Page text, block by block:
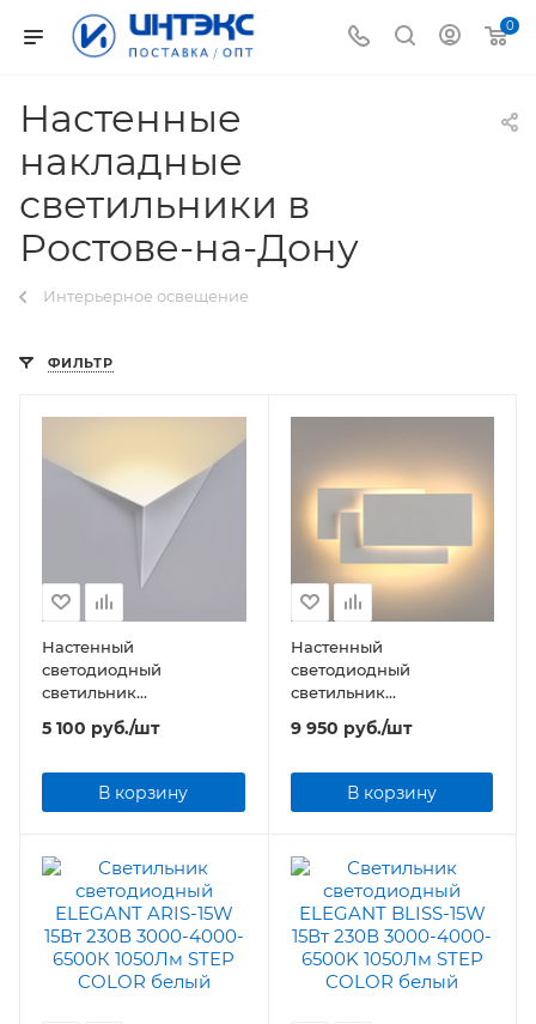
0
Настенные
накладные
светильники в
Ростове-на-Дону
Интерьерное освещение
ФИЛЬТР
Настенный
светодиодный
светильник
Elektrostandard Parete
1008 LED белый (MRL
5 100 руб./шт
В корзину
Настенный
светодиодный
светильник
Elektrostandard Inside
1012 LED белый матовый
9 950 руб./шт
В корзину